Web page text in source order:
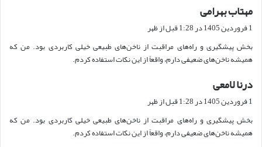
مهتاب بهرامی
ت
1 فروردین 1405 در 1:28 قبل از ظهر
بخش پیشگیری و راه‌های مراقبت از ناخن‌های طبیعی خیلی کاربردی بود. من که
همیشه ناخن‌های ضعیفی دارم، واقعاً از این نکات استفاده کردم.
درنا لامعی
ف
:
1 فروردین 1405 در 1:28 قبل از ظهر
بخش پیشگیری و راه‌های مراقبت از ناخن‌های طبیعی خیلی کاربردی بود. من که
همیشه ناخن‌های ضعیفی دارم، واقعاً از این نکات استفاده کردم.